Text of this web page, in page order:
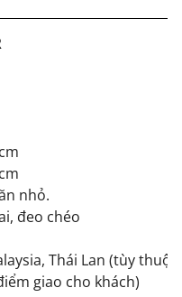
nhỏ.
đeo chéo
Thái Lan (tùy
giao cho khách)